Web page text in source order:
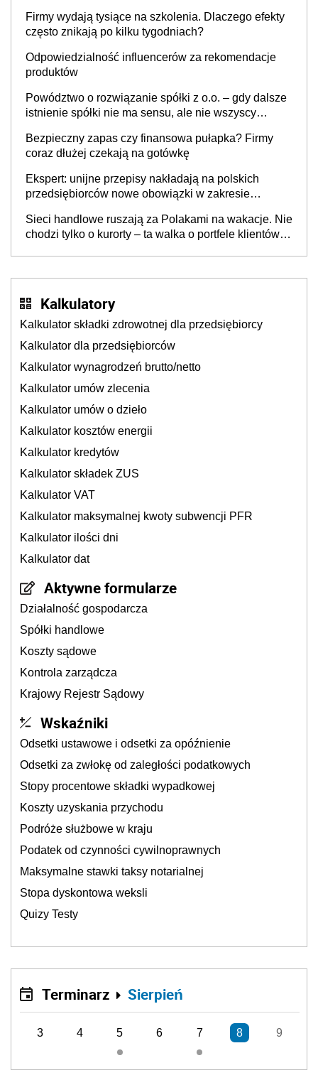
Firmy wydają tysiące na szkolenia. Dlaczego efekty
często znikają po kilku tygodniach?
Odpowiedzialność influencerów za rekomendacje
produktów
Powództwo o rozwiązanie spółki z o.o. – gdy dalsze
istnienie spółki nie ma sensu, ale nie wszyscy
Bezpieczny zapas czy finansowa pułapka? Firmy
coraz dłużej czekają na gotówkę
Ekspert: unijne przepisy nakładają na polskich
przedsiębiorców nowe obowiązki w zakresie
Sieci handlowe ruszają za Polakami na wakacje. Nie
chodzi tylko o kurorty – ta walka o portfele klientów
Kalkulatory
Kalkulator składki zdrowotnej dla przedsiębiorcy
Kalkulator dla przedsiębiorców
Kalkulator wynagrodzeń brutto/netto
Kalkulator umów zlecenia
Kalkulator umów o dzieło
Kalkulator kosztów energii
Kalkulator kredytów
Kalkulator składek ZUS
Kalkulator VAT
Kalkulator maksymalnej kwoty subwencji PFR
Kalkulator ilości dni
Kalkulator dat
Aktywne formularze
Działalność gospodarcza
Spółki handlowe
Koszty sądowe
Kontrola zarządcza
Krajowy Rejestr Sądowy
Wskaźniki
Odsetki ustawowe i odsetki za opóźnienie
Odsetki za zwłokę od zaległości podatkowych
Stopy procentowe składki wypadkowej
Koszty uzyskania przychodu
Podróże służbowe w kraju
Podatek od czynności cywilnoprawnych
Maksymalne stawki taksy notarialnej
Stopa dyskontowa weksli
Quizy Testy
Terminarz Sierpień
3 4 5 6 7 8 9